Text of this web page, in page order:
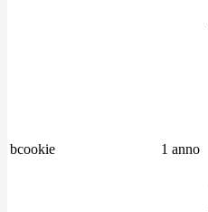
bcookie 1 anno